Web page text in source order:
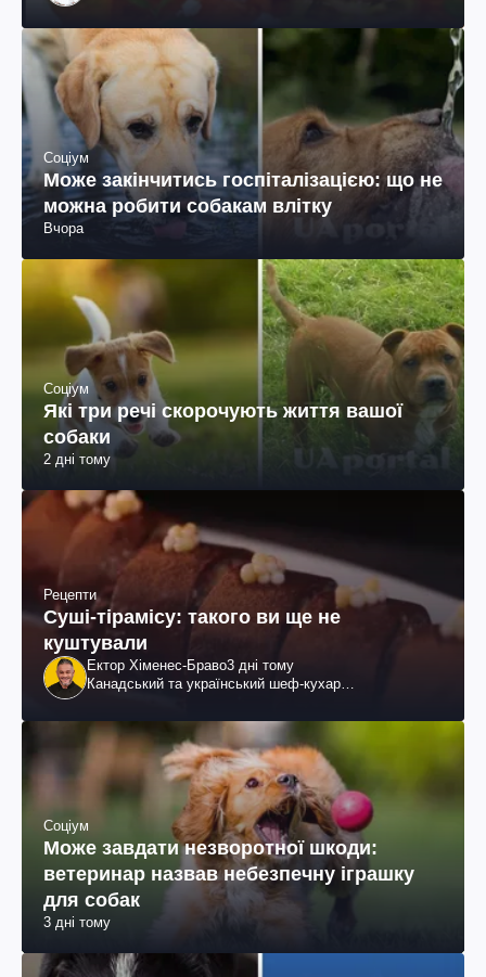
Соціум
Може закінчитись госпіталізацією: що не
можна робити собакам влітку
Вчора
Соціум
Які три речі скорочують життя вашої
собаки
2 дні тому
Рецепти
Суші-тірамісу: такого ви ще не
куштували
Ектор Хіменес-Браво3 дні тому
Канадський та український шеф-кухар
Соціум
Може завдати незворотної шкоди:
ветеринар назвав небезпечну іграшку
для собак
3 дні тому